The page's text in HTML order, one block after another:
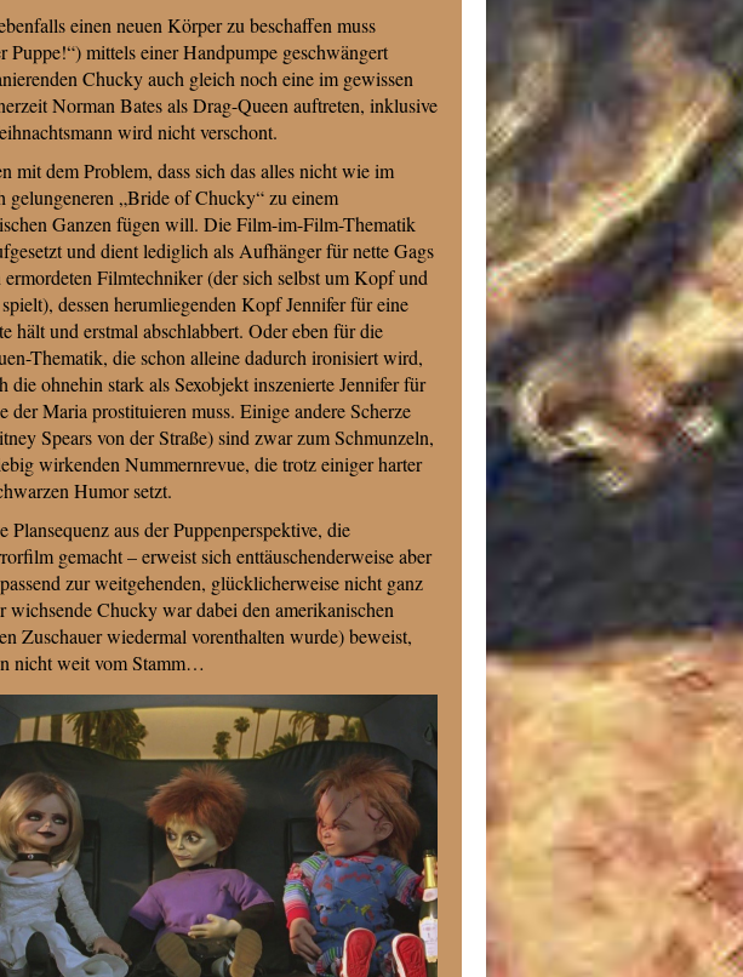
einen neuen Körper zu beschaffen muss
mittels einer Handpumpe geschwängert
Chucky auch gleich noch eine im gewissen
Norman Bates als Drag-Queen auftreten, inklusive
wird nicht verschont.
mit dem Problem, dass sich das alles nicht wie im
gelungeneren „Bride of Chucky“ zu einem
Ganzen fügen will. Die Film-im-Film-Thematik
und dient lediglich als Aufhänger für nette Gags
Filmtechniker (der sich selbst um Kopf und
dessen herumliegenden Kopf Jennifer für eine
hält und erstmal abschlabbert. Oder eben für die
Thematik, die schon alleine dadurch ironisiert wird,
die ohnehin stark als Sexobjekt inszenierte Jennifer für
der Maria prostituieren muss. Einige andere Scherze
Spears von der Straße) sind zwar zum Schmunzeln,
wirkenden Nummernrevue, die trotz einiger harter
Humor setzt.
aus der Puppenperspektive, die
gemacht – erweist sich enttäuschenderweise aber
zur weitgehenden, glücklicherweise nicht ganz
wichsende Chucky war dabei den amerikanischen
Zuschauer wiedermal vorenthalten wurde) beweist,
nicht weit vom Stamm…